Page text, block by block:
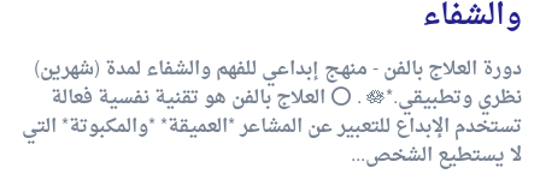
والشفاء
دورة العلاج بالفن - منهج إبداعي للفهم والشفاء لمدة (شهرين)
نظري وتطبيقي.*🪷 . ⭕️ العلاج بالفن هو تقنية نفسية فعالة
تستخدم الإبداع للتعبير عن المشاعر *العميقة* *والمكبوتة* التي
لا يستطيع الشخص...